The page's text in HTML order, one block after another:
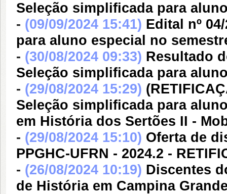
Seleção simplificada para
- (09/09/2024 15:41) Edital nº
para aluno especial no
- (30/08/2024 09:33) Resultado
Seleção simplificada para
- (29/08/2024 15:29)
Seleção simplificada para
em História dos Sertões II -
- (29/08/2024 15:10) Oferta de
PPGHC-UFRN - 2024.2 -
- (26/08/2024 10:19) Discentes
de História em Campina